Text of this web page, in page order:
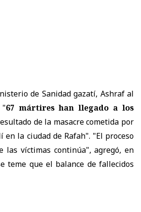
de Sanidad gazatí, Ashraf al
"67 mártires han llegado a los
de la masacre cometida por
en la ciudad de Rafah". "El proceso
las víctimas continúa", agregó, en
teme que el balance de fallecidos